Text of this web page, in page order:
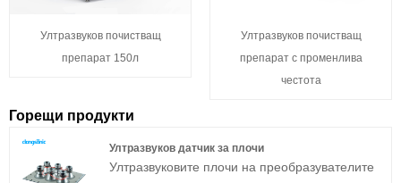
Ултразвуков почистващ
препарат 150л
Ултразвуков почистващ
препарат с променлива
честота
Горещи продукти
Ултразвуков датчик за плочи
Ултразвуковите плочи на преобразувателите